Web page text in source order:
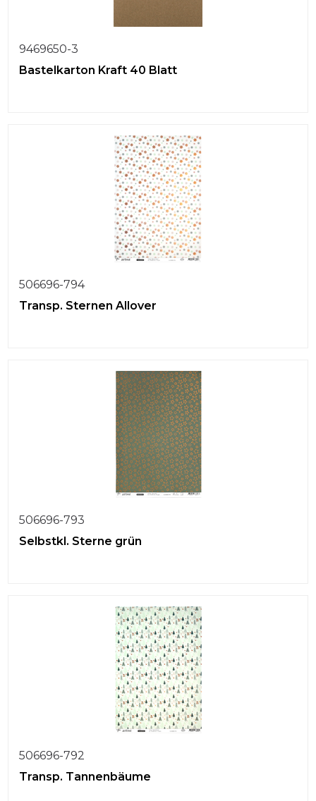
9469650-3
Bastelkarton Kraft 40 Blatt
506696-794
Transp. Sternen Allover
506696-793
Selbstkl. Sterne grün
506696-792
Transp. Tannenbäume